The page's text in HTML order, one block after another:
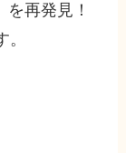
再発見！